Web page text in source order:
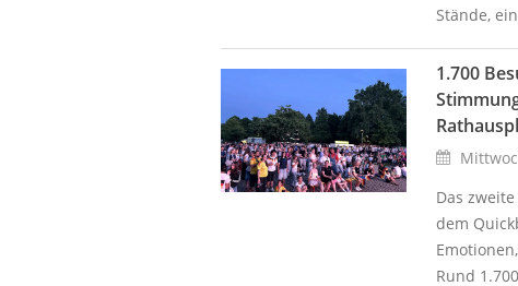
Stände,
1.700
Das
dem
Rund